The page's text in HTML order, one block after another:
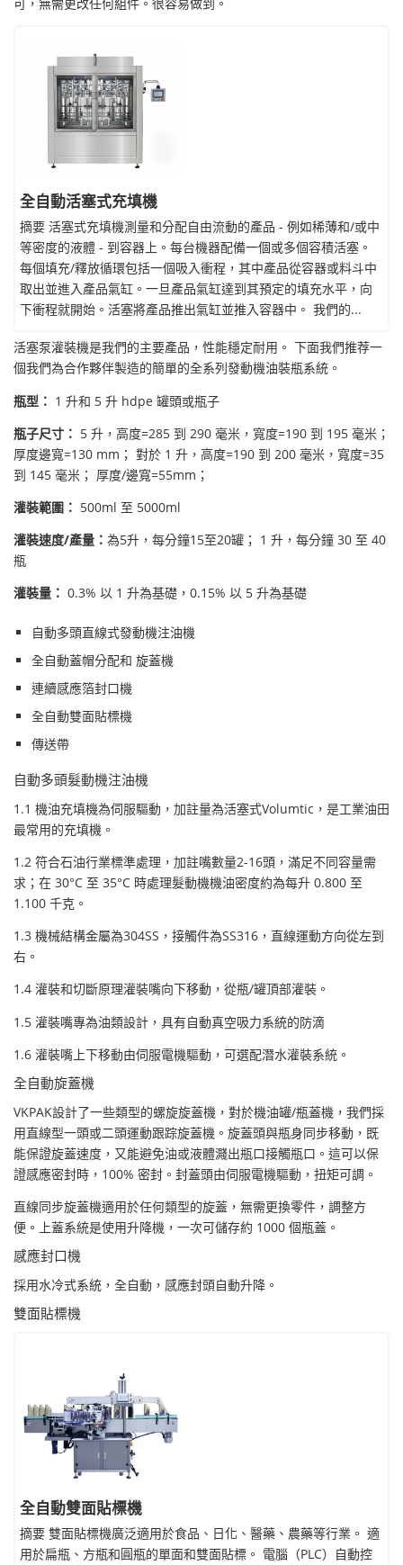
全自動活塞式充填機
摘要 活塞式充填機測量和分配自由流動的產品 - 例如稀薄和/或中
等密度的液體 - 到容器上。每台機器配備一個或多個容積活塞。
每個填充/釋放循環包括一個吸入衝程，其中產品從容器或料斗中
取出並進入產品氣缸。一旦產品氣缸達到其預定的填充水平，向
下衝程就開始。活塞將產品推出氣缸並推入容器中。 我們的...
活塞泵灌裝機是我們的主要產品，性能穩定耐用。 下面我們推荐一
個我們為合作夥伴製造的簡單的全系列發動機油裝瓶系統。
瓶型： 1 升和 5 升 hdpe 罐頭或瓶子
瓶子尺寸： 5 升，高度=285 到 290 毫米，寬度=190 到 195 毫米；
厚度邊寬=130 mm； 對於 1 升，高度=190 到 200 毫米，寬度=35
到 145 毫米； 厚度/邊寬=55mm；
灌裝範圍： 500ml 至 5000ml
灌裝速度/產量： 為5升，每分鐘15至20罐； 1 升，每分鐘 30 至 40
瓶
灌裝量： 0.3% 以 1 升為基礎，0.15% 以 5 升為基礎
自動多頭直線式發動機注油機
全自動蓋帽分配和 旋蓋機
連續感應箔封口機
全自動雙面貼標機
傳送帶
自動多頭髮動機注油機
1.1 機油充填機為伺服驅動，加註量為活塞式Volumtic，是工業油田
最常用的充填機。
1.2 符合石油行業標準處理，加註嘴數量2-16頭，滿足不同容量需
求；在 30°C 至 35°C 時處理髮動機機油密度約為每升 0.800 至
1.100 千克。
1.3 機械結構金屬為304SS，接觸件為SS316，直線運動方向從左到
右。
1.4 灌裝和切斷原理灌裝嘴向下移動，從瓶/罐頂部灌裝。
1.5 灌裝嘴專為油類設計，具有自動真空吸力系統的防滴
1.6 灌裝嘴上下移動由伺服電機驅動，可選配潛水灌裝系統。
全自動旋蓋機
VKPAK設計了一些類型的螺旋旋蓋機，對於機油罐/瓶蓋機，我們採
用直線型一頭或二頭運動跟踪旋蓋機。旋蓋頭與瓶身同步移動，既
能保證旋蓋速度，又能避免油或液體濺出瓶口接觸瓶口。這可以保
證感應密封時，100% 密封。封蓋頭由伺服電機驅動，扭矩可調。
直線同步旋蓋機適用於任何類型的旋蓋，無需更換零件，調整方
便。上蓋系統是使用升降機，一次可儲存約 1000 個瓶蓋。
感應封口機
採用水冷式系統，全自動，感應封頭自動升降。
雙面貼標機
全自動雙面貼標機
摘要 雙面貼標機廣泛適用於食品、日化、醫藥、農藥等行業。 適
用於扁瓶、方瓶和圓瓶的單面和雙面貼標。 電腦（PLC）自動控